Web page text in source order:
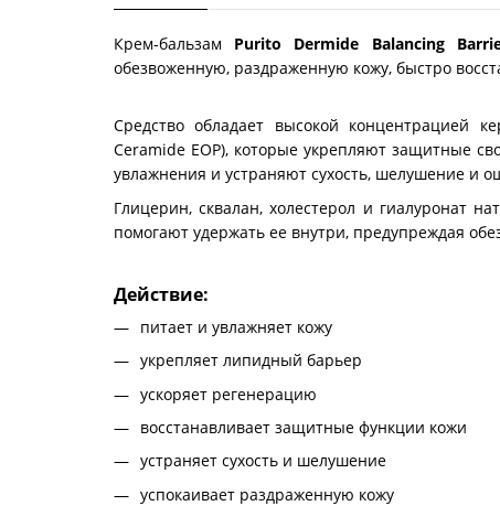
Крем-бальзам Purito Dermide Balancing
обезвоженную, раздраженную кожу, быстро
Средство обладает высокой концентрацией
Ceramide EOP), которые укрепляют защитные
увлажнения и устраняют сухость, шелушение и
Глицерин, сквалан, холестерол и гиалуронат
помогают удержать ее внутри, предупреждая
Действие:
питает и увлажняет кожу
укрепляет липидный барьер
ускоряет регенерацию
восстанавливает защитные функции кожи
устраняет сухость и шелушение
успокаивает раздраженную кожу